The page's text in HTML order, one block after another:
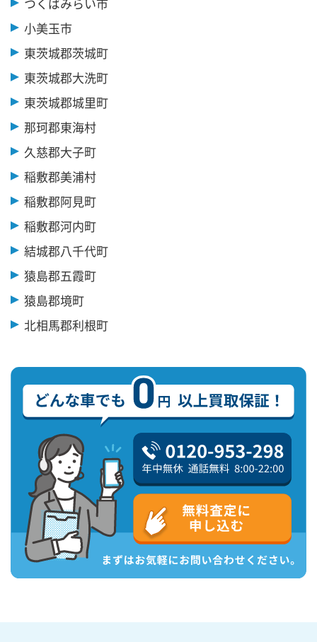
小美玉市
東茨城郡茨城町
東茨城郡大洗町
東茨城郡城里町
那珂郡東海村
久慈郡大子町
稲敷郡美浦村
稲敷郡阿見町
稲敷郡河内町
結城郡八千代町
猿島郡五霞町
猿島郡境町
北相馬郡利根町